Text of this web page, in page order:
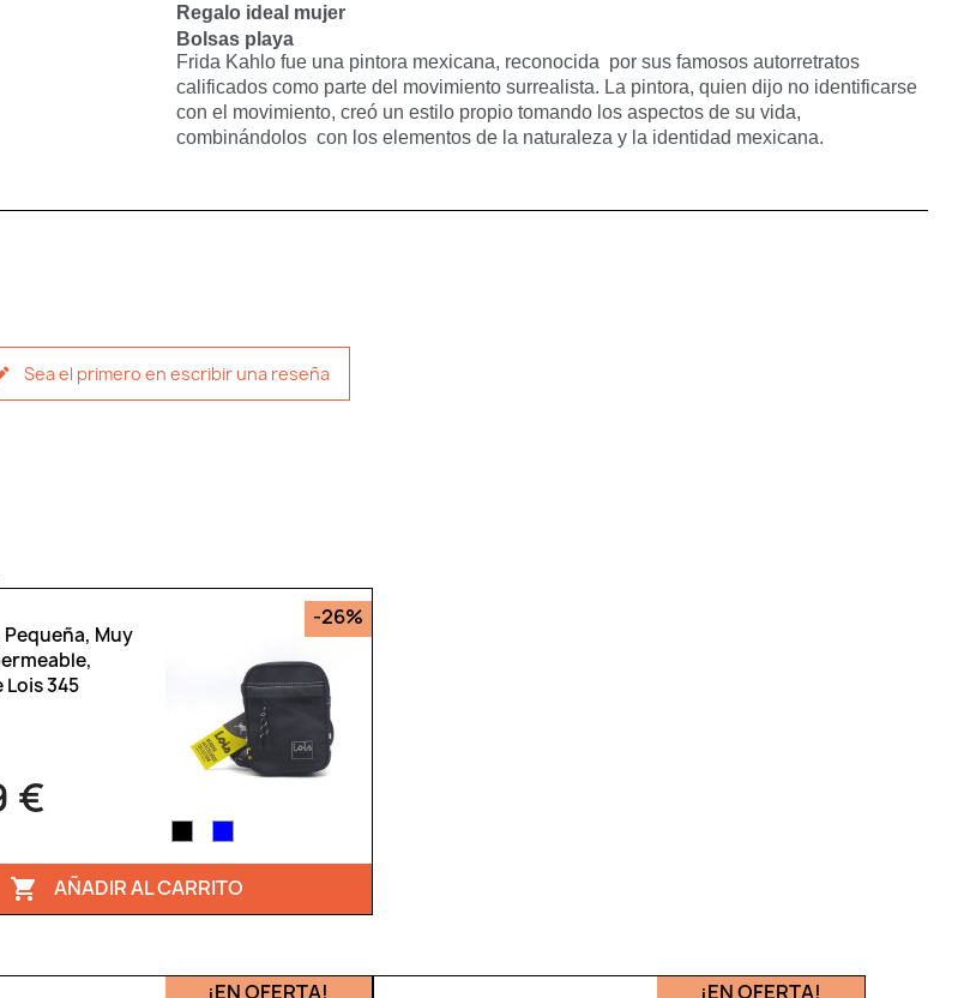
Regalo ideal mujer
Bolsas playa
Frida Kahlo fue una pintora mexicana, reconocida por sus famosos autorretratos
calificados como parte del movimiento surrealista. La pintora, quien dijo no identificarse
con el movimiento, creó un estilo propio tomando los aspectos de su vida,
combinándolos con los elementos de la naturaleza y la identidad mexicana.
Sea el primero en escribir una reseña
Muy
Lois 345
€
-26%
 AÑADIR AL CARRITO
¡EN OFERTA!
¡EN OFERTA!